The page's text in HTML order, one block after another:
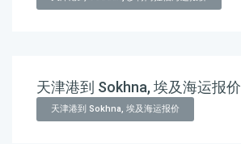
天津港到 Sokhna, 埃及海运报价
天津港到 Sokhna, 埃及海运报价